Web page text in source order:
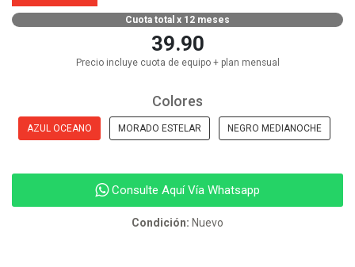
Cuota total x 12 meses
39.90
Precio incluye cuota de equipo + plan mensual
Colores
AZUL OCEANO MORADO ESTELAR NEGRO MEDIANOCHE
Consulte Aquí Vía Whatsapp
Condición: Nuevo